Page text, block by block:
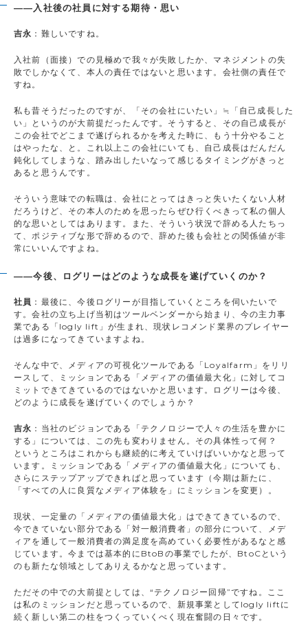
――入社後の社員に対する期待・思い
吉永 ：難しいですね。
入社前（面接）での見極めで我々が失敗したか、マネジメントの失
敗でしかなくて、本人の責任ではないと思います。会社側の責任で
すね。
私も昔そうだったのですが、「その会社にいたい」≒「自己成長した
い」というのが大前提だったんです。そうすると、その自己成長が
この会社でどこまで遂げられるかを考えた時に、もう十分やること
はやったな、と。これ以上この会社にいても、自己成長はだんだん
鈍化してしまうな、踏み出したいなって感じるタイミングがきっと
あると思うんです。
そういう意味での転職は、会社にとってはきっと失いたくない人材
だろうけど、その本人のためを思ったらぜひ行くべきって私の個人
的な思いとしてはあります。また、そういう状況で辞める人たちっ
て、ポジティブな形で辞めるので、辞めた後も会社との関係値が非
常にいいんですよね。
――今後、ログリーはどのような成長を遂げていくのか？
社員 ：最後に、今後ログリーが目指していくところを伺いたいで
す。会社の立ち上げ当初はツールベンダーから始まり、今の主力事
業である「logly lift」が生まれ、現状レコメンド業界のプレイヤー
は過多になってきていますよね。
そんな中で、メディアの可視化ツールである「Loyalfarm」をリリ
ースして、ミッションである「メディアの価値最大化」に対してコ
ミットできてきているのではないかと思います。ログリーは今後、
どのように成長を遂げていくのでしょうか？
吉永 ：当社のビジョンである「テクノロジーで人々の生活を豊かに
する」については、この先も変わりません。その具体性って何？
というところはこれからも継続的に考えていけばいいかなと思って
います。ミッションである「メディアの価値最大化」についても、
さらにステップアップできればと思っています（今期は新たに、
「すべての人に良質なメディア体験を」にミッションを変更）。
現状、一定量の「メディアの価値最大化」はできてきているので、
今できていない部分である「対一般消費者」の部分について、メデ
ィアを通して一般消費者の満足度を高めていく必要性があるなと感
じています。今までは基本的にBtoBの事業でしたが、BtoCという
のも新たな領域としてありえるかなと思っています。
ただその中での大前提としては、“テクノロジー回帰”ですね。ここ
は私のミッションだと思っているので、新規事業としてlogly liftに
続く新しい第二の柱をつくっていくべく現在奮闘の日々です。